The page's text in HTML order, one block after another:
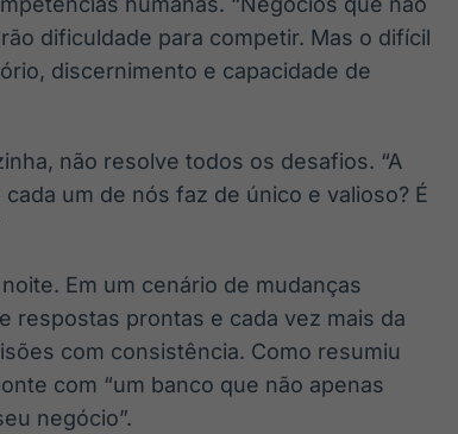
dificuldade para competir. Mas o difícil
discernimento e capacidade de
não resolve todos os desafios. “A
um de nós faz de único e valioso? É
Em um cenário de mudanças
respostas prontas e cada vez mais da
com consistência. Como resumiu
com “um banco que não apenas
negócio”.